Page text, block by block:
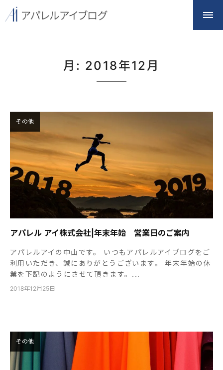
月: 2018年12月
その他
アパレル アイ株式会社|年末年始 営業日のご案内
アパレルアイの中山です。 いつもアパレルアイブログをご
利用いただき、誠にありがとうございます。 年末年始の休
業を下記のようにさせて頂きます。...
2018年12月25日
その他